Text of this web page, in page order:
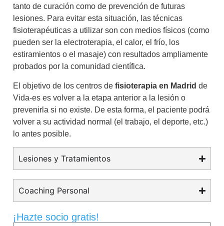
tanto de curación como de prevención de futuras
lesiones. Para evitar esta situación, las técnicas
fisioterapéuticas a utilizar son con medios físicos (como
pueden ser la electroterapia, el calor, el frío, los
estiramientos o el masaje) con resultados ampliamente
probados por la comunidad científica.
El objetivo de los centros de fisioterapia en Madrid de
Vida-es es volver a la etapa anterior a la lesión o
prevenirla si no existe. De esta forma, el paciente podrá
volver a su actividad normal (el trabajo, el deporte, etc.)
lo antes posible.
Lesiones y Tratamientos
Coaching Personal
¡Hazte socio gratis!